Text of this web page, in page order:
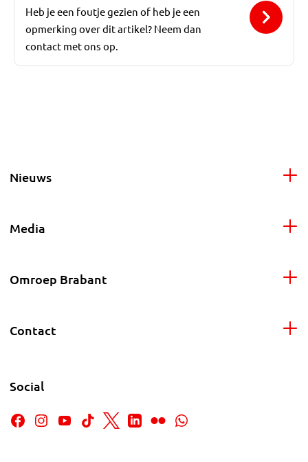
Heb je een foutje gezien of heb je een
opmerking over dit artikel? Neem dan
contact met ons op.
Nieuws
Media
Omroep Brabant
Contact
Social